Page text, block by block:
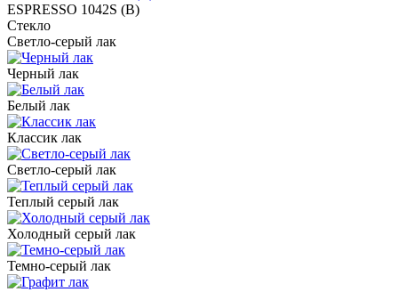
ESPRESSO 1042S (В)
Стекло
Светло-серый лак
Черный лак
Белый лак
Классик лак
Светло-серый лак
Теплый серый лак
Холодный серый лак
Темно-серый лак